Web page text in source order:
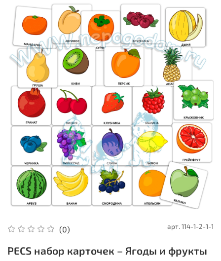
(0) арт. 114-1-2-1-1
PECS набор карточек – Ягоды и фрукты